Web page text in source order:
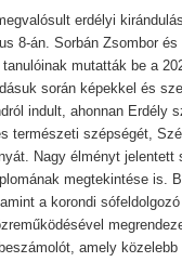
erdélyi
8-án. Sorbán Zsombor
mutatták be a
során képekkel és
indult, ahonnan
természeti szépségét,
Nagy élményt
megtekintése is.
a korondi
amely